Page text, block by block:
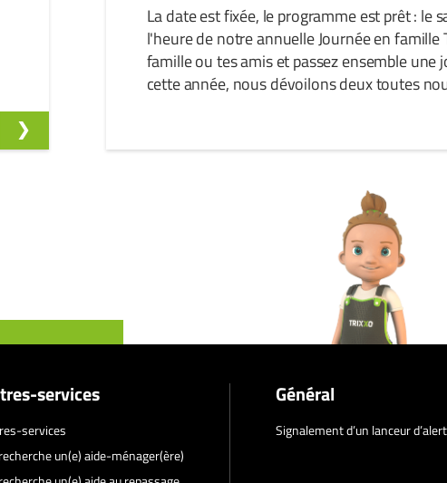
La date est fixée, le programme est prêt : le
l'heure de notre annuelle Journée en famille
famille ou tes amis et passez ensemble une
cette année, nous dévoilons deux toutes
services
services
un(e) aide-ménager(ère)
Général
Signalement d’un lanceur